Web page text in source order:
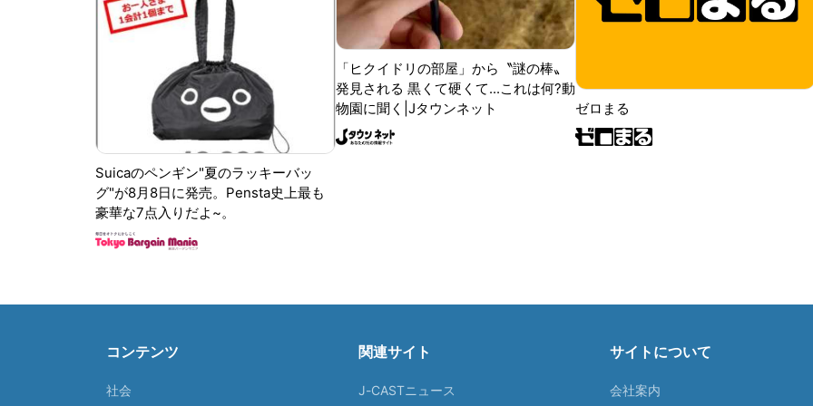
Suicaのペンギン"夏のラッキーバッ
グ"が8月8日に発売。Pensta史上最も
豪華な7点入りだよ~。
「ヒクイドリの部屋」から〝謎の棒〟
発見される 黒くて硬くて...これは何?動
物園に聞く|Jタウンネット
ゼロまる
コンテンツ
社会
関連サイト
J-CASTニュース
サイトについて
会社案内